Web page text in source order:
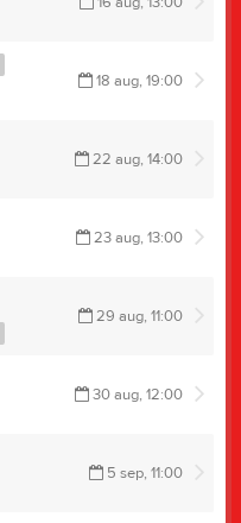
18 aug, 19:00
22 aug, 14:00
23 aug, 13:00
29 aug, 11:00
30 aug, 12:00
5 sep, 11:00